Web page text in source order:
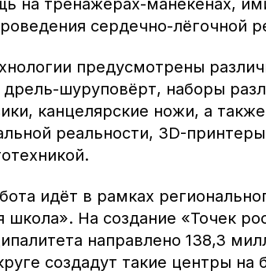
сердечно-лёгочной
предусмотрены
шуруповёрт, наборы
канцелярские ножи, а
реальности, 3D-
идёт в рамках
школа». На создание «Точек
направлено 138,3
создадут такие центры на